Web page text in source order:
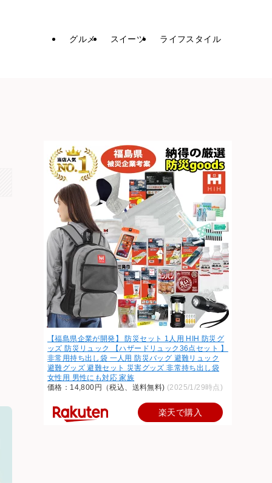
グルメ スイーツ ライフスタイル
【福島県企業が開発】 防災セット 1人用 HIH 防災グ
ッズ 防災リュック 【ハザードリュック36点セット 】
非常用持ち出し袋 一人用 防災バッグ 避難リュック
避難グッズ 避難セット 災害グッズ 非常持ち出し袋
女性用 男性にも対応 家族
価格：14,800円（税込、送料無料) (2025/1/29時点)
楽天で購入